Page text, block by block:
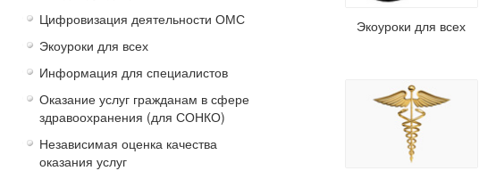
Цифровизация деятельности ОМС
Экоуроки для всех
Информация для специалистов
Оказание услуг гражданам в сфере
здравоохранения (для СОНКО)
Независимая оценка качества
оказания услуг
Экоуроки для всех